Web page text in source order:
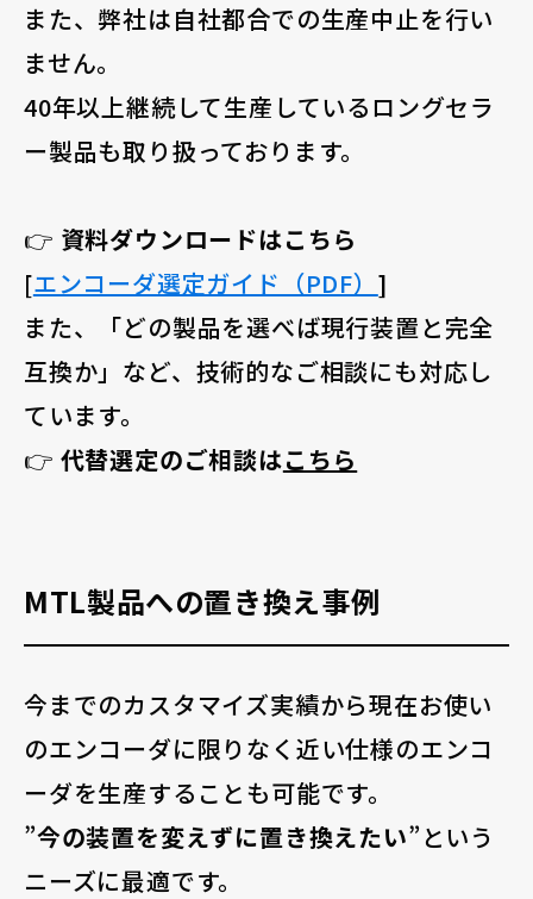
また、弊社は自社都合での生産中止を行い
ません。
40年以上継続して生産しているロングセラ
ー製品も取り扱っております。
👉 資料ダウンロードはこちら
[エンコーダ選定ガイド（PDF） ]
また、「どの製品を選べば現行装置と完全
互換か」など、技術的なご相談にも対応し
ています。
👉 代替選定のご相談はこちら
MTL製品への置き換え事例
今までのカスタマイズ実績から現在お使い
のエンコーダに限りなく近い仕様のエンコ
ーダを生産することも可能です。
”今の装置を変えずに置き換えたい”という
ニーズに最適です。